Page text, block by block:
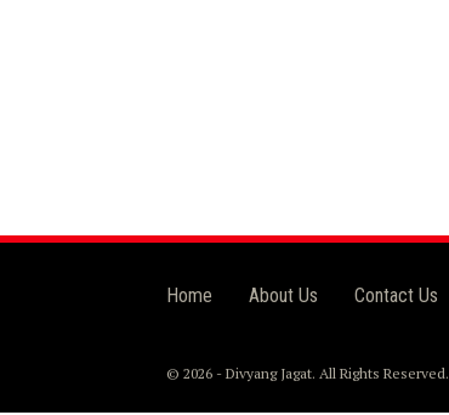
Home About Us Contact Us
© 2026 - Divyang Jagat. All Rights Reserved.